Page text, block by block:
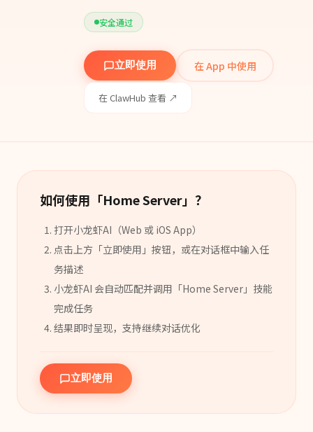
安全通过
立即使用 在 App 中使用
在 ClawHub 查看 ↗
如何使用「Home Server」？
打开小龙虾AI（Web 或 iOS App）
点击上方「立即使用」按钮，或在对话框中输入任
务描述
小龙虾AI 会自动匹配并调用「Home Server 」 技能
完成任务
结果即时呈现，支持继续对话优化
立即使用